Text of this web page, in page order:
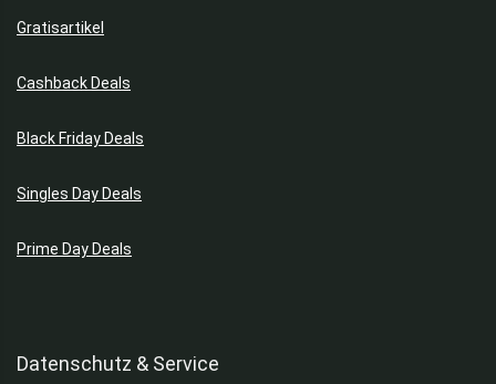
Gratisartikel
Cashback Deals
Black Friday Deals
Singles Day Deals
Prime Day Deals
Datenschutz & Service